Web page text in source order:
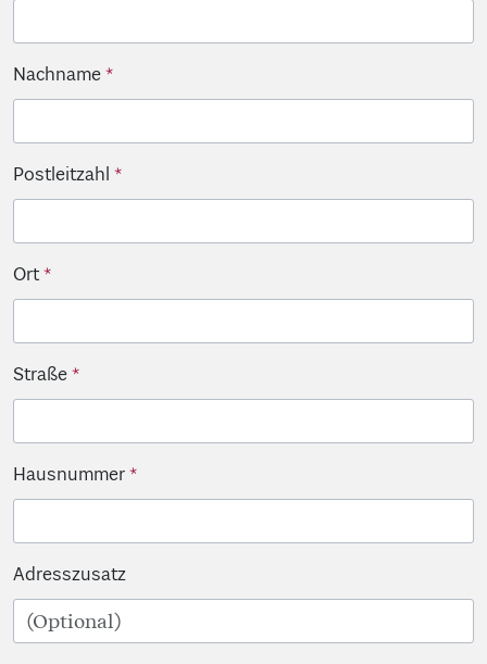
Nachname
Postleitzahl
Ort
Straße
Hausnummer
Adresszusatz